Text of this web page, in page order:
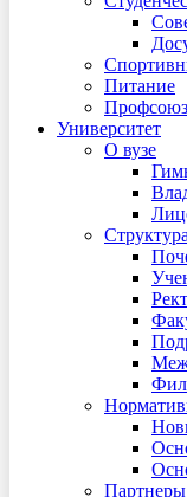
Питание
Профсоюз
Университет
О вузе
Структура
Партнеры